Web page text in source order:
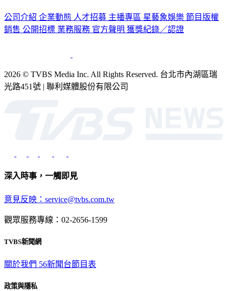
公司介紹 企業動態 人才招募 主播專區 星藝象娛樂 節目版權
銷售 公開招標 業務服務 官方聲明 獲獎紀錄／認證
2026 © TVBS Media Inc. All Rights Reserved. 台北市內湖區瑞
光路451號 | 聯利媒體股份有限公司
深入時事，一觸即見
意見反映：service@tvbs.com.tw
觀眾服務專線：02-2656-1599
TVBS新聞網
關於我們 56新聞台節目表
政策與隱私